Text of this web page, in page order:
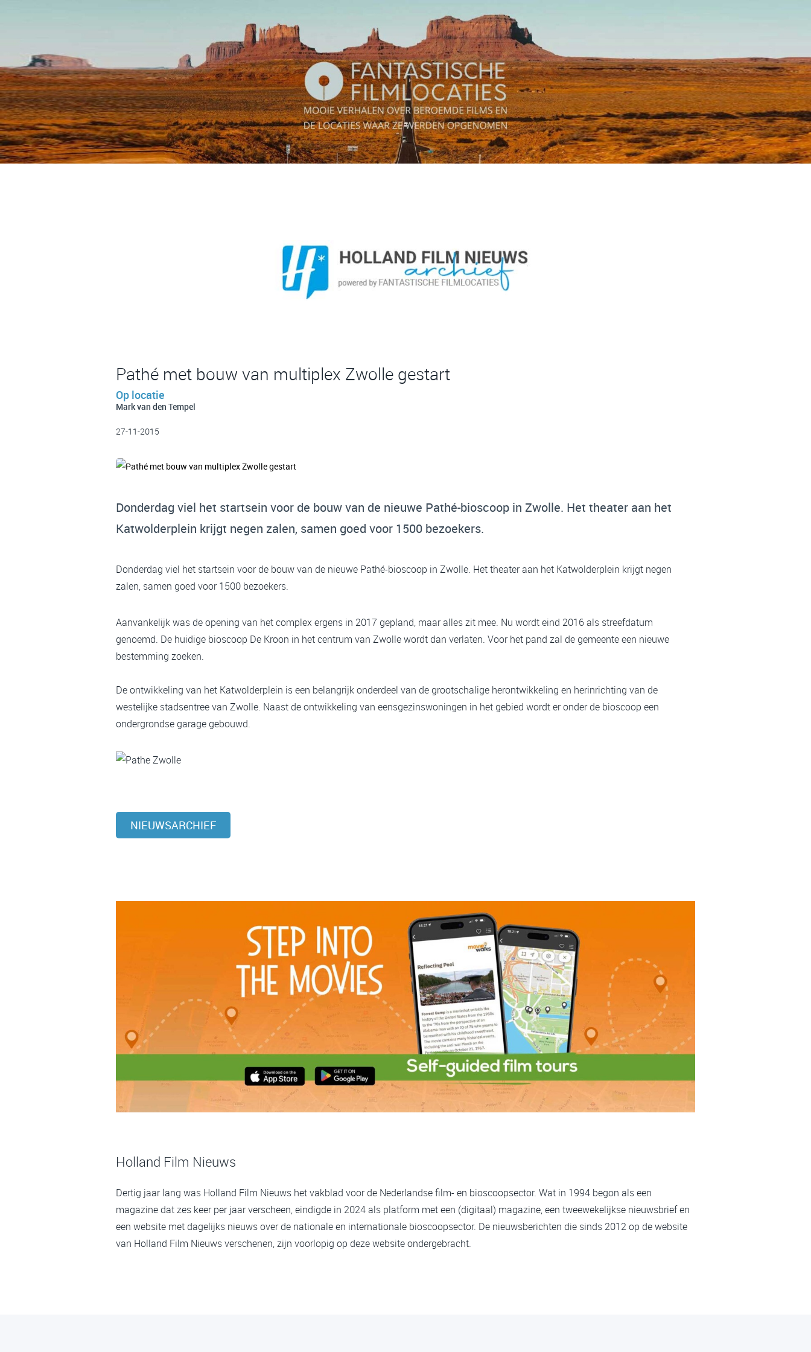
Pathé met bouw van multiplex Zwolle gestart
Op locatie
Mark van den Tempel
27-11-2015
Donderdag viel het startsein voor de bouw van de nieuwe Pathé-bioscoop in Zwolle. Het theater aan het
Katwolderplein krijgt negen zalen, samen goed voor 1500 bezoekers.
Donderdag viel het startsein voor de bouw van de nieuwe Pathé-bioscoop in Zwolle. Het theater aan het Katwolderplein krijgt negen
zalen, samen goed voor 1500 bezoekers.
Aanvankelijk was de opening van het complex ergens in 2017 gepland, maar alles zit mee. Nu wordt eind 2016 als streefdatum
genoemd. De huidige bioscoop De Kroon in het centrum van Zwolle wordt dan verlaten. Voor het pand zal de gemeente een nieuwe
bestemming zoeken.
De ontwikkeling van het Katwolderplein is een belangrijk onderdeel van de grootschalige herontwikkeling en herinrichting van de
westelijke stadsentree van Zwolle. Naast de ontwikkeling van eensgezinswoningen in het gebied wordt er onder de bioscoop een
ondergrondse garage gebouwd.
NIEUWSARCHIEF
Holland Film Nieuws
Dertig jaar lang was Holland Film Nieuws het vakblad voor de Nederlandse film- en bioscoopsector. Wat in 1994 begon als een
magazine dat zes keer per jaar verscheen, eindigde in 2024 als platform met een (digitaal) magazine, een tweewekelijkse nieuwsbrief en
een website met dagelijks nieuws over de nationale en internationale bioscoopsector. De nieuwsberichten die sinds 2012 op de website
van Holland Film Nieuws verschenen, zijn voorlopig op deze website ondergebracht.